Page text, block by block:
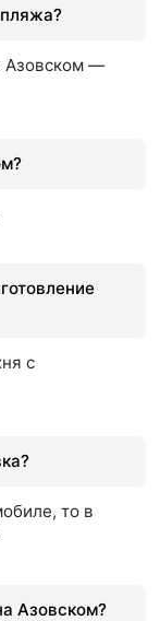
Азовском —
с
то в
Азовском?